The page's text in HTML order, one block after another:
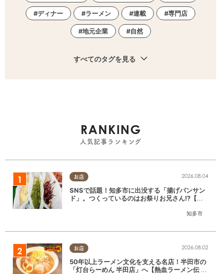
ディナー ラーメン 連載 専門店
地元企業 自然
すべてのタグを見る
RANKING
人気記事ランキング
お店
知多市
2026.08.04
SNSで話題！知多市に出没する「揚げパンサン
ド」。つくっているのはお祭りお兄さん!?【ち
お店 2026.08.02
50年以上ラーメン文化を支える名店！半田市の
「灯台らーめん 半田店」へ【熱血ラーメン伝 8